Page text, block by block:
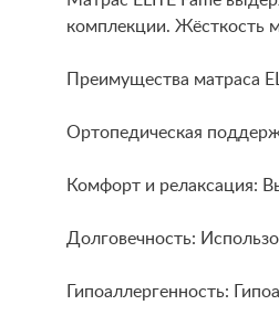
комплекции. Жёсткость
Преимущества матраса
Ортопедическая
Комфорт и релаксация:
Долговечность:
Гипоаллергенность: